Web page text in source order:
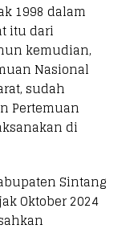
1998 dalam
itu dari
kemudian,
Nasional
sudah
Pertemuan
di
Sintang
Oktober 2024